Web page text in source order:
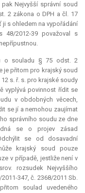
Nejvyšší správní soud
2 zákona o DPH a čl. 17
s ohledem na vypořádání
2012-39 považoval s
o souladu § 75 odst. 2
je přitom pro krajský soud
s. ř. s. pro krajské soudy
vyplývá povinnost řídit se
v obdobných věcech,
se jí a nemohou zaujímat
správního soudu ze dne
se o projev zásad
se od dosavadní
krajský soud pouze
v případě, jestliže není v
rozsudek Nejvyššího
347, č. 2368/2011 Sb.
soulad uvedeného